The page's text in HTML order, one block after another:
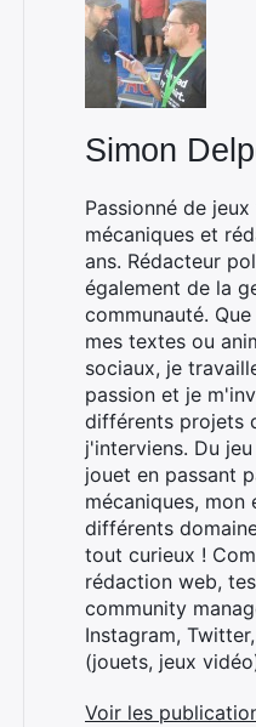
Simon
Passionné de
mécaniques et
ans. Rédacteur
également de la
communauté.
mes textes ou
sociaux, je
passion et je
différents projets
j'interviens. Du
jouet en passant
mécaniques,
différents
tout curieux !
rédaction web,
community
Instagram,
(jouets, jeux
Voir les